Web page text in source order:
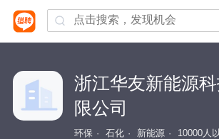
浙江华友新能源
限公司
环保 石化 新能源 10000人